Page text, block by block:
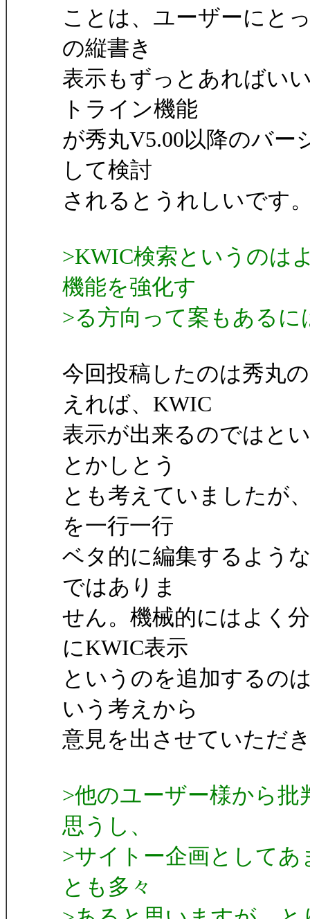
ことは、ユーザーにと
の縦書き
表示もずっとあればい
トライン機能
が秀丸V5.00以降のバ
して検討
されるとうれしいです
>KWIC検索というのは
機能を強化す
>る方向って案もあるに
今回投稿したのは秀丸
えれば、KWIC
表示が出来るのではと
とかしとう
とも考えていましたが
を一行一行
ベタ的に編集するよう
ではありま
せん。機械的にはよく
にKWIC表示
というのを追加するの
いう考えから
意見を出させていただ
>他のユーザー様から
思うし、
>サイトー企画として
とも多々